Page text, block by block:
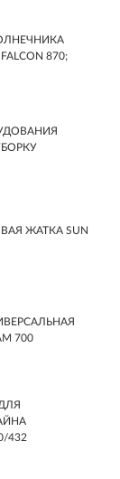
870;
ЖАТКА SUN
700
432